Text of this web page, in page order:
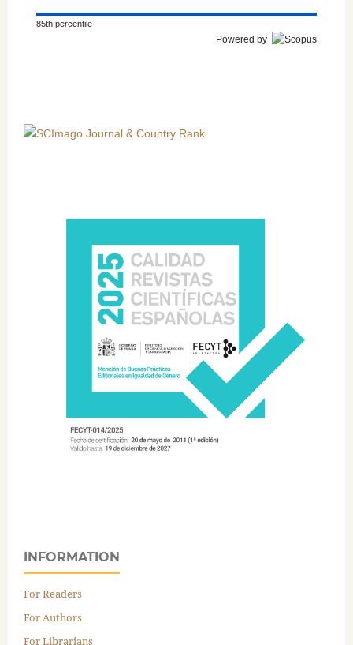
85th percentile
Powered by
INFORMATION
For Readers
For Authors
For Librarians